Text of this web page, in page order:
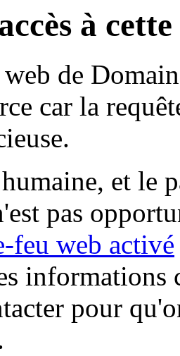
à
de
car la
et le
pas
feu web activé
informations
pour